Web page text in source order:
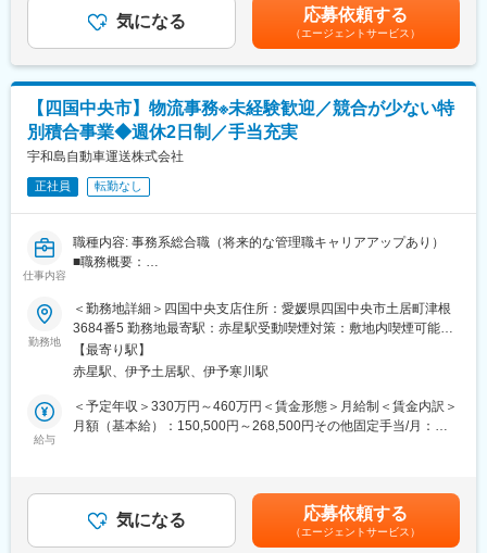
変更の範囲：会社の定める業務
顧客管理(対応)がメインになります。
１．商品入出庫管理
２．顧客管理
３．パソコンを使用した業務処理
４．売上管理
５．その他付随する業務
※パソコン（ワード、エクセル）の基本操作レベルが必要です。
※完全な内勤ではなく、担当顧客のニーズを聞き、当社で請け負え
るかの判断や配送等も行っていただく場合がございます。
日々業務邁進しております。コロナ禍においては、エッセンシャ
ルワーカーとして、その重要性を改めて見直され、文字通り必要
日用雑貨や建築資材をはじめ、多種多様な商品の配送を行ってお
り、多くのお客様からご支持をいただき、令和４年３月決算での
売上高も１１２億円となり、徳島県のリーディングカンパニーと
しての地位を築いております。
変更の範囲：会社の定める業務
目安の金額であり、選考を通じて上下する可能性があります。月
給(月額)は固定手当を含めた表記です。
気になる 応募依頼する
（エージェントサービス）
【四国中央市】物流事務※未経験歓迎／競合が少ない特
別積合事業◆週休2日制／手当充実
宇和島自動車運送株式会社
正社員 転勤なし
仕事内容
職種内容: 事務系総合職（将来的な管理職キャリアアップあり）
■職務概要：
へのキャリアアップの機会を提供しています。運輸業務経験者の
方は特に歓迎いたしますが、未経験者でも積極的にチャレンジで
きる環境を整えています。
■職務詳細：
1. 商品輸送に関わる伝票処理
取引先やお客様からの問い合わせに対応し、適切な情報提供や問
題解決をサポートします。コミュニケーション能力が重要です。
勤務地
＜勤務地詳細＞四国中央支店住所：愛媛県四国中央市土居町津根
3684番5 勤務地最寄駅：赤星駅受動喫煙対策：敷地内喫煙可能場
所あり変更の範囲：無
【最寄り駅】
赤星駅、伊予土居駅、伊予寒川駅
給与
＜予定年収＞330万円～460万円＜賃金形態＞月給制＜賃金内訳＞
月額（基本給）：150,500円～268,500円その他固定手当/月：
分／前年度実績※昇給：年1回（4月）賃金はあくまでも目安の金
額であり、選考を通じて上下する可能性があります。月給(月額)は
固定手当を含めた表記です。
気になる 応募依頼する
（エージェントサービス）